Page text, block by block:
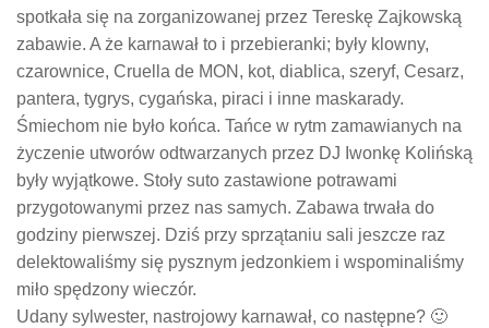
spotkała się na zorganizowanej przez Tereskę Zajkowską
zabawie. A że karnawał to i przebieranki; były klowny,
czarownice, Cruella de MON, kot, diablica, szeryf, Cesarz,
pantera, tygrys, cygańska, piraci i inne maskarady.
Śmiechom nie było końca. Tańce w rytm zamawianych na
życzenie utworów odtwarzanych przez DJ Iwonkę Kolińską
były wyjątkowe. Stoły suto zastawione potrawami
przygotowanymi przez nas samych. Zabawa trwała do
godziny pierwszej. Dziś przy sprzątaniu sali jeszcze raz
delektowaliśmy się pysznym jedzonkiem i wspominaliśmy
miło spędzony wieczór.
Udany sylwester, nastrojowy karnawał, co następne? 🙂